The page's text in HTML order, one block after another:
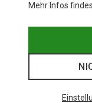
Mehr Infos